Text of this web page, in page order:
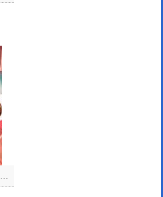
麻雀ディメンションズキャンディ：640秒